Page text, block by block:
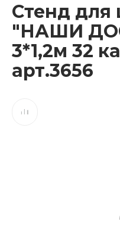
Стенд
"НАШИ
3*1,2м 32
арт.3656